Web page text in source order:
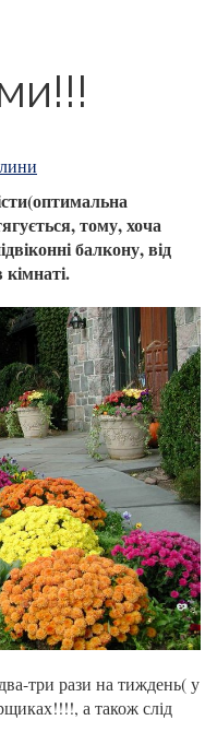
тому, хоча
балкону, від
три рази на тиждень( у
а також слід